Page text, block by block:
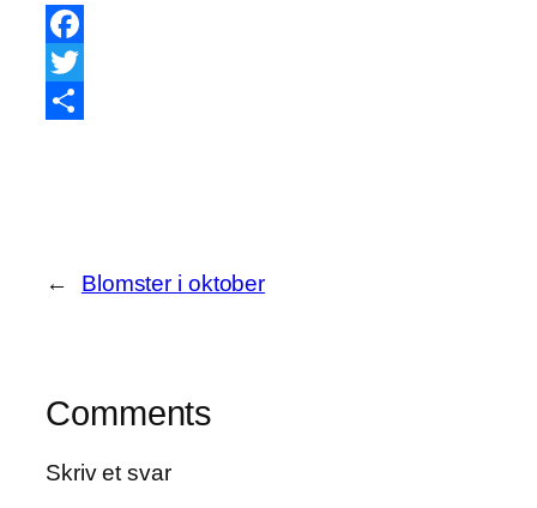
Facebook
Twitter
← Blomster i oktober
Comments
Skriv et svar